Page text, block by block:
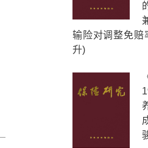
输险对调整免赔
升)